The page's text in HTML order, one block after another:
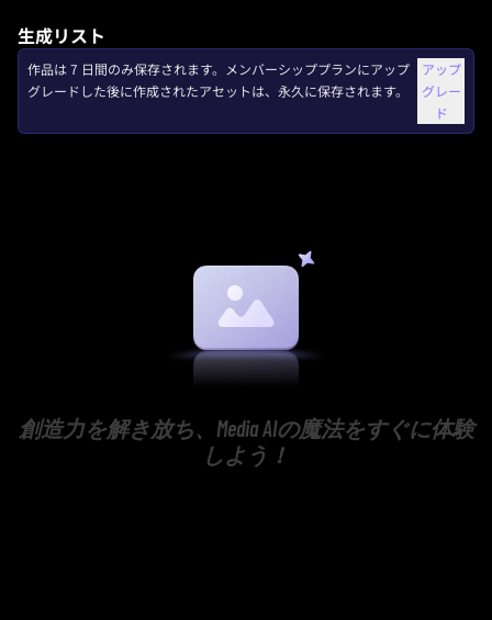
生成リスト
作品は 7 日間のみ保存されます。メンバーシッププランにアップ
グレードした後に作成されたアセットは、永久に保存されます。
アップ
グレー
ド
創造力を解き放ち、Media AIの魔法をすぐに体験
しよう！